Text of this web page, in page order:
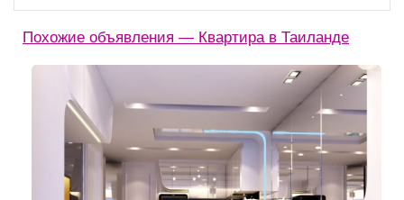
Похожие объявления — Квартира в Таиланде